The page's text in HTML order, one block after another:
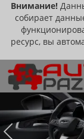
Внимание!
собирает
ресурс, вы